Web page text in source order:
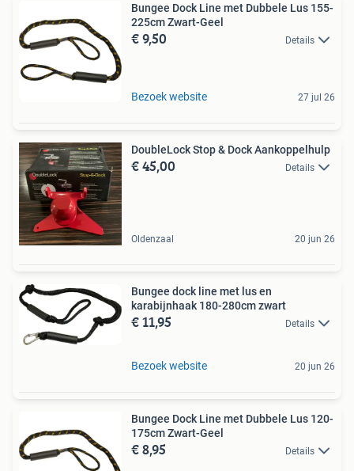
Bungee Dock Line met Dubbele Lus 155-
225cm Zwart-Geel
€ 9,50 Details
Bezoek website 27 jul 26
DoubleLock Stop & Dock Aankoppelhulp
€ 45,00 Details
Oldenzaal 20 jun 26
Bungee dock line met lus en
karabijnhaak 180-280cm zwart
€ 11,95 Details
Bezoek website 20 jun 26
Bungee Dock Line met Dubbele Lus 120-
175cm Zwart-Geel
€ 8,95 Details